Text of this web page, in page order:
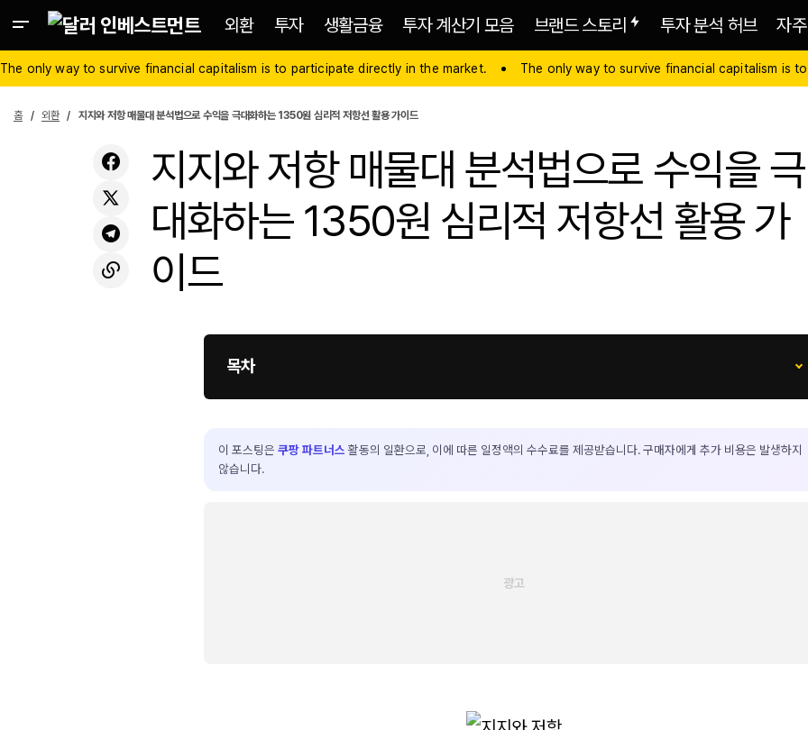
외환 투자 생활금융 투자 계산기 모음 브랜드 스토리 투자 분석 허브 자
The only way to survive financial capitalism is to participate directly in the market. The only way to survive financial capitalism is
홈 외환 지지와 저항 매물대 분석법으로 수익을 극대화하는 1350원 심리적 저항선 활용 가이드
지지와 저항 매물대 분석법으로 수익을 극
대화하는 1350원 심리적 저항선 활용 가
이드
목차
이 포스팅은 쿠팡 파트너스 활동의 일환으로, 이에 따른 일정액의 수수료를 제공받습니다. 구매자에게 추가 비용은 발생하지
않습니다.